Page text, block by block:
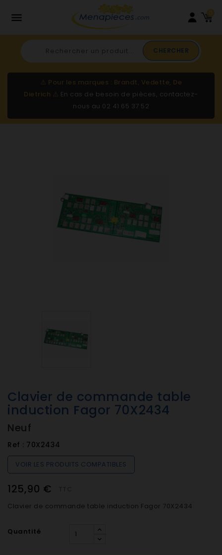
 0
CHERCHER
⚠️ Pour les marques : Brandt, Vedette, De
Dietrich ⚠️ En cas de besoin de pièces, contactez-
nous au 02 41 65 37 52
Clavier de commande table
induction Fagor 70X2434
Neuf
Ref : 70X2434
VOIR LES PRODUITS COMPATIBLES
125,90 €
Clavier de commande table induction Fagor 70X2434
Quantité